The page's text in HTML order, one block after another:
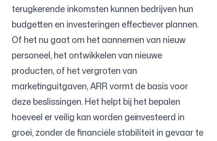
terugkerende inkomsten kunnen bedrijven hun
budgetten en investeringen effectiever plannen.
Of het nu gaat om het aannemen van nieuw
personeel, het ontwikkelen van nieuwe
producten, of het vergroten van
marketinguitgaven, ARR vormt de basis voor
deze beslissingen. Het helpt bij het bepalen
hoeveel er veilig kan worden geïnvesteerd in
groei, zonder de financiële stabiliteit in gevaar te